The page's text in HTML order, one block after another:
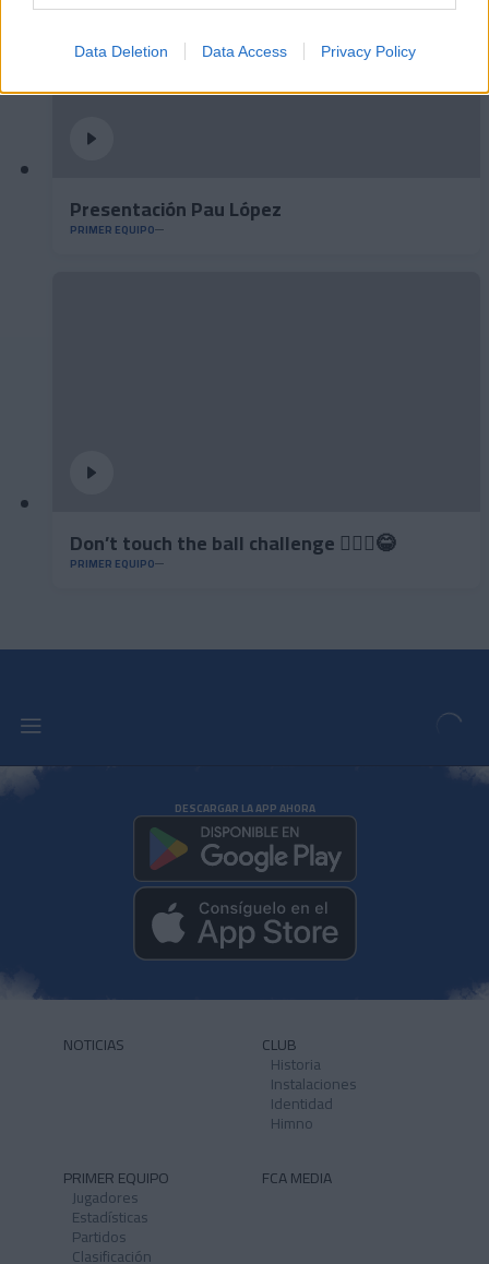
Data Deletion Data Access Privacy Policy
Presentación Pau López
PRIMER EQUIPO
Don’t touch the ball challenge 🤦🏻‍♂️😂
PRIMER EQUIPO
DESCARGAR LA APP AHORA
NOTICIAS CLUB
Historia
Instalaciones
Identidad
Himno
PRIMER EQUIPO
Jugadores
Estadísticas
Partidos
Clasificación
FCA MEDIA